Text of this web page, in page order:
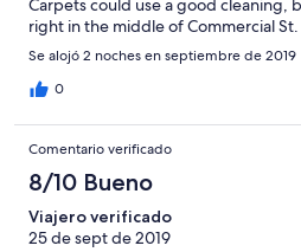
Carpets could use a good cleaning,
right in the middle of Commercial St.
Se alojó 2 noches en septiembre de 2019
0
Comentario verificado
8/10 Bueno
Viajero verificado
25 de sept de 2019